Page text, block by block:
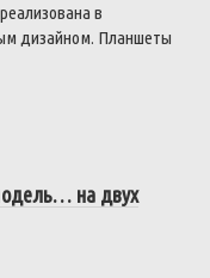
в
дизайном. Планшеты
на двух